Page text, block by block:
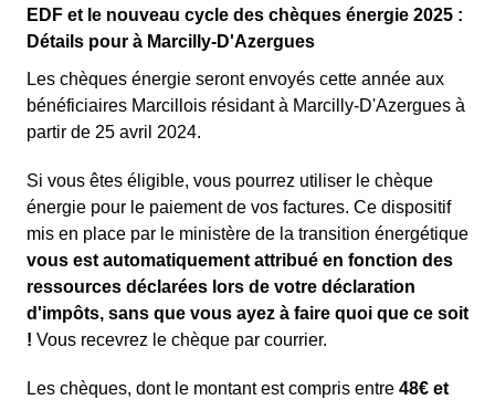
EDF et le nouveau cycle des chèques énergie 2025 :
Détails pour à Marcilly-D'Azergues
Les chèques énergie seront envoyés cette année aux
bénéficiaires Marcillois résidant à Marcilly-D'Azergues à
partir de 25 avril 2024.
Si vous êtes éligible, vous pourrez utiliser le chèque
énergie pour le paiement de vos factures. Ce dispositif
mis en place par le ministère de la transition énergétique
vous est automatiquement attribué en fonction des
ressources déclarées lors de votre déclaration
d'impôts, sans que vous ayez à faire quoi que ce soit
! Vous recevrez le chèque par courrier.
Les chèques, dont le montant est compris entre 48€ et